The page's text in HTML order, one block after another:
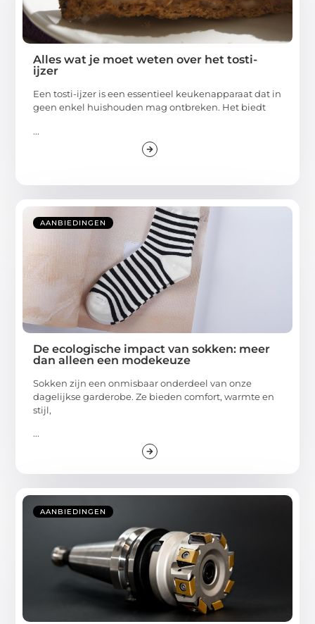
Alles wat je moet weten over het tosti-
ijzer
Een tosti-ijzer is een essentieel keukenapparaat dat in
geen enkel huishouden mag ontbreken. Het biedt
...
AANBIEDINGEN
De ecologische impact van sokken: meer
dan alleen een modekeuze
Sokken zijn een onmisbaar onderdeel van onze
dagelijkse garderobe. Ze bieden comfort, warmte en
stijl,
...
AANBIEDINGEN